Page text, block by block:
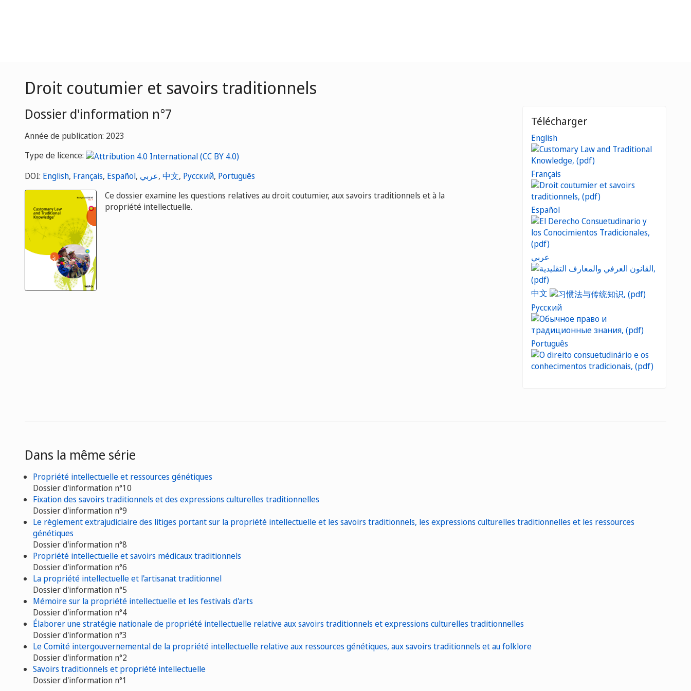
Droit coutumier et savoirs traditionnels
Dossier d'information n°7
Année de publication: 2023
Type de licence:
DOI: English, Français, Español, عربي, 中文, Русский, Português
Ce dossier examine les questions relatives au droit coutumier, aux savoirs traditionnels et à la
propriété intellectuelle.
Télécharger
English
Français
Español
عربي
中文
Русский
Português
Dans la même série
Propriété intellectuelle et ressources génétiques
Dossier d'information n°10
Fixation des savoirs traditionnels et des expressions culturelles traditionnelles
Dossier d'information n°9
Le règlement extrajudiciaire des litiges portant sur la propriété intellectuelle et les savoirs traditionnels, les expressions culturelles traditionnelles et les ressources
génétiques
Dossier d'information n°8
Propriété intellectuelle et savoirs médicaux traditionnels
Dossier d'information n°6
La propriété intellectuelle et l'artisanat traditionnel
Dossier d'information n°5
Mémoire sur la propriété intellectuelle et les festivals d'arts
Dossier d'information n°4
Élaborer une stratégie nationale de propriété intellectuelle relative aux savoirs traditionnels et expressions culturelles traditionnelles
Dossier d'information n°3
Le Comité intergouvernemental de la propriété intellectuelle relative aux ressources génétiques, aux savoirs traditionnels et au folklore
Dossier d'information n°2
Savoirs traditionnels et propriété intellectuelle
Dossier d'information n°1